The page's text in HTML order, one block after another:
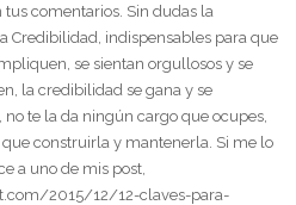
comentarios. Sin dudas la
Credibilidad, indispensables para que
se sientan orgullosos y se
la credibilidad se gana y se
te la da ningún cargo que ocupes,
construirla y mantenerla. Si me lo
a uno de mis post,
2015/12/12-claves-para-